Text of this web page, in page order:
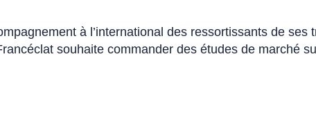
à l’international des ressortissants de ses
souhaite commander des études de marché